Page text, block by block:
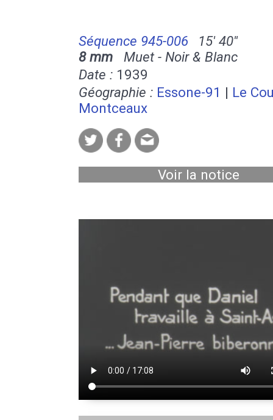
Séquence 945-006
15' 40''
8 mm Muet - Noir & Blanc
Date : 1939
Géographie : Essone-91 | Le
Montceaux
Voir la notice